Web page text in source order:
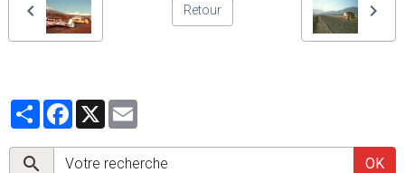
Retour
PartagerFacebook
X
OK